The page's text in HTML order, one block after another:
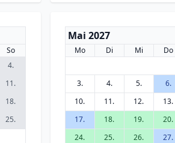
So
4.
11.
18.
25.
Mai 2027
Mo Di Mi Do
3.
4. 5. 6.
10.
11. 12. 13.
17.
18. 19. 20.
24.
25. 26. 27.